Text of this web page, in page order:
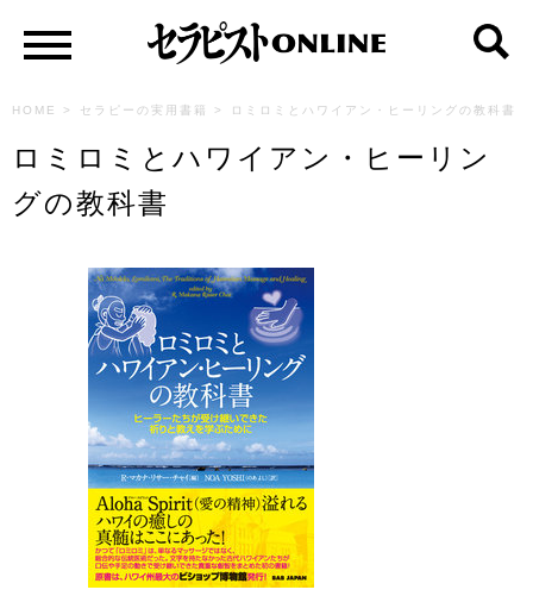
HOME > セラピーの実用書籍 > ロミロミとハワイアン・ヒーリングの教科書
ロミロミとハワイアン・ヒーリン
グの教科書